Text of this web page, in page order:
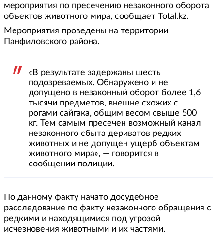
мероприятия по пресечению незаконного оборота
объектов животного мира, сообщает Total.kz.
Мероприятия проведены на территории
Панфиловского района.
«В результате задержаны шесть
подозреваемых. Обнаружено и не
допущено в незаконный оборот более 1,6
тысячи предметов, внешне схожих с
рогами сайгака, общим весом свыше 500
кг. Тем самым пресечен возможный канал
незаконного сбыта дериватов редких
животных и не допущен ущерб объектам
животного мира», — говорится в
сообщении полиции.
По данному факту начато досудебное
расследование по факту незаконного обращения с
редкими и находящимися под угрозой
исчезновения животными и их частями.